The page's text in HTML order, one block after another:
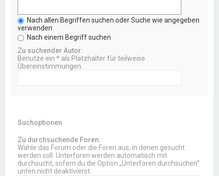
Nach allen Begriffen suchen oder Suche wie angegeben
verwenden
Nach einem Begriff suchen
Zu suchender Autor:
Benutze ein * als Platzhalter für teilweise
Übereinstimmungen.
Suchoptionen
Zu durchsuchende Foren:
Wähle das Forum oder die Foren aus, in denen gesucht
werden soll. Unterforen werden automatisch mit
durchsucht, sofern du die Option „Unterforen durchsuchen“
unten nicht deaktivierst.